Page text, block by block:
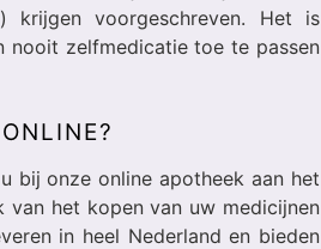
krijgen voorgeschreven. Het is
nooit zelfmedicatie toe te passen
bij onze online apotheek aan het
van het kopen van uw medicijnen
in heel Nederland en bieden